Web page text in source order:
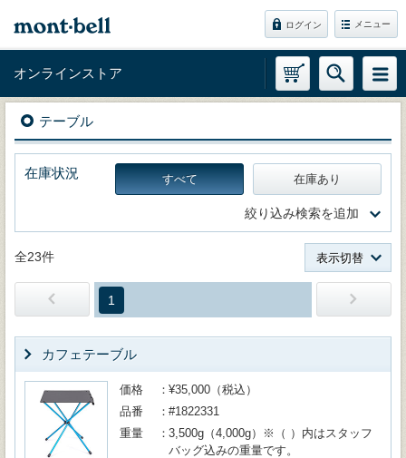
ログイン メニュー
オンラインストア
テーブル
在庫状況 すべて 在庫あり
絞り込み検索を追加
全23件 表示切替
1
カフェテーブル
価格
¥35,000（税込）
品番
#1822331
重量
3,500g（4,000g）※（ ）内はスタッフ
バッグ込みの重量です。